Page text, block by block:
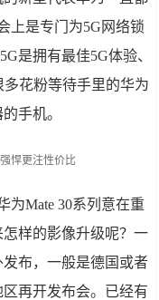
上是专门为5G网络锁
是拥有最佳5G体验、
花粉等待手里的华为
手机。
为Mate 30系列意在重
样的影像升级呢？一
布，一般是德国或者
再开发布会。已经有